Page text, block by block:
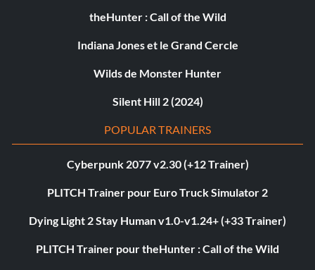
theHunter : Call of the Wild
Indiana Jones et le Grand Cercle
Wilds de Monster Hunter
Silent Hill 2 (2024)
POPULAR TRAINERS
Cyberpunk 2077 v2.30 (+12 Trainer)
PLITCH Trainer pour Euro Truck Simulator 2
Dying Light 2 Stay Human v1.0-v1.24+ (+33 Trainer)
PLITCH Trainer pour theHunter : Call of the Wild